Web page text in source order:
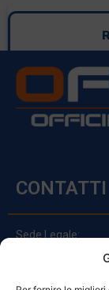
CONTATTI
Sede Legale:
Via Principe Di